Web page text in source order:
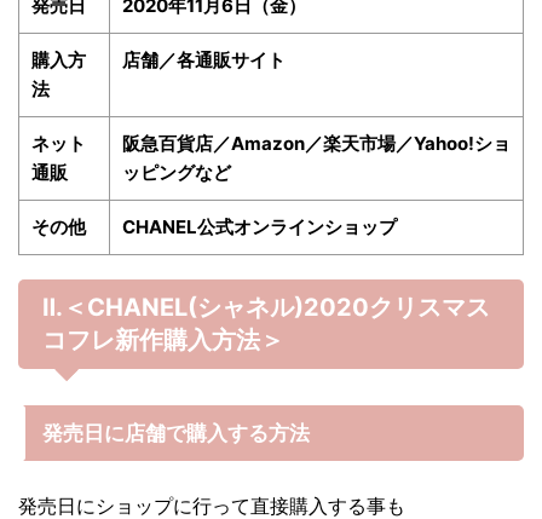
発売日 2020年11月6日（金）
購入方
法
店舗／各通販サイト
ネット
通販
阪急百貨店／Amazon／楽天市場／Yahoo!ショ
ッピングなど
その他 CHANEL公式オンラインショップ
Ⅱ.＜CHANEL(シャネル)2020クリスマス
コフレ新作購入方法＞
発売日に店舗で購入する方法
発売日にショップに行って直接購入する事も